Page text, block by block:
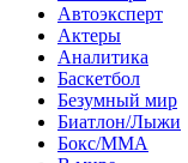
Автоэксперт
Актеры
Аналитика
Баскетбол
Безумный мир
Биатлон/Лыжи
Бокс/MMA